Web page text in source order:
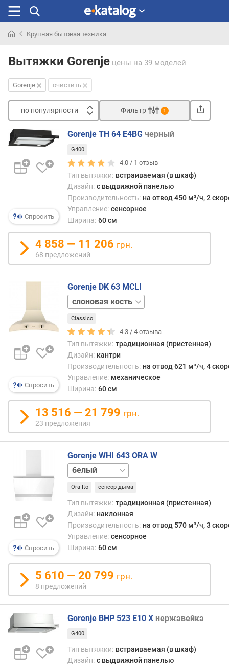
раньше
Крупная бытовая техника
Вытяжки Gorenje цены на 39 моделей
Gorenje очистить
по популярности
п
п
о
я
р
о
и
т
д
е
ш
е
х
о
р
о
м
о
д
о
о
г
х
е
е
в
ы
Фильтр 1
Спросить
Gorenje TH 64 E4BG черный
G400
4.0 / 1 отзыв
Тип вытяжки: встраиваемая (в шкаф)
Дизайн: с выдвижной панелью
Производительность: на отвод 450 м³/ч, 2
Управление: сенсорное
Ширина: 60 см
4 858 — 11 206 грн.
68 предложений
Спросить
Gorenje DK 63 MCLI
графит
Classico
4.3 /4 отзыва
Тип вытяжки: традиционная (пристенная)
Дизайн: кантри
Производительность: на отвод 621 м³/ч, 4
Управление: механическое
Ширина: 60 см
13 516 — 21 799 грн.
23 предложения
Спросить
Gorenje WHI 643 ORA W
черный
Ora-Ito сенсор дыма
Тип вытяжки: традиционная (пристенная)
Дизайн: наклонная
Производительность: на отвод 570 м³/ч, 3
Управление: сенсорное
Ширина: 60 см
5 610 — 20 799 грн.
8 предложений
Gorenje BHP 523 E10 X нержавейка
G400
Тип вытяжки: встраиваемая (в шкаф)
Дизайн: с выдвижной панелью